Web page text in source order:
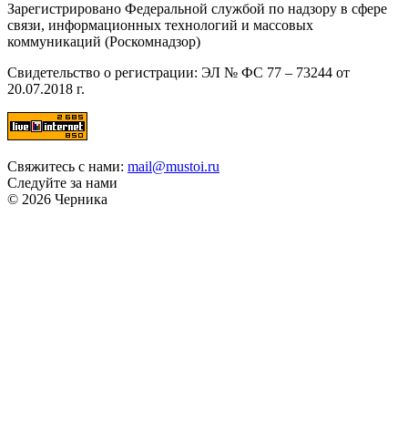
Зарегистрировано Федеральной службой по надзору в сфере
связи, информационных технологий и массовых
коммуникаций (Роскомнадзор)
Свидетельство о регистрации: ЭЛ № ФС 77 – 73244 от
20.07.2018 г.
Свяжитесь с нами: mail@mustoi.ru
Следуйте за нами
© 2026 Черника